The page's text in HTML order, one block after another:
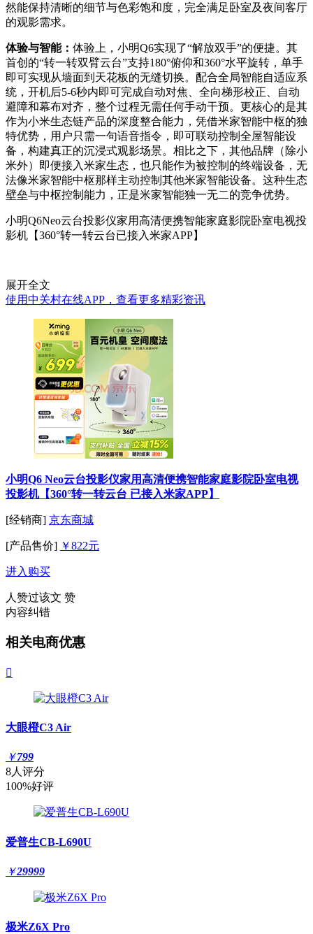
然能保持清晰的细节与色彩饱和度，完全满足卧室及夜间客厅
的观影需求。
体验与智能： 体验上，小明Q6实现了“解放双手”的便捷。其
首创的“转一转双臂云台”支持180°俯仰和360°水平旋转，单手
即可实现从墙面到天花板的无缝切换。配合全局智能自适应系
统，开机后5-6秒内即可完成自动对焦、全向梯形校正、自动
避障和幕布对齐，整个过程无需任何手动干预。更核心的是其
作为小米生态链产品的深度整合能力，凭借米家智能中枢的独
特优势，用户只需一句语音指令，即可联动控制全屋智能设
备，构建真正的沉浸式观影场景。相比之下，其他品牌（除小
米外）即便接入米家生态，也只能作为被控制的终端设备，无
法像米家智能中枢那样主动控制其他米家智能设备。这种生态
壁垒与中枢控制能力，正是米家智能独一无二的竞争优势。
小明Q6Neo云台投影仪家用高清便携智能家庭影院卧室电视投
影机【360°转一转云台已接入米家APP】
展开全文
使用中关村在线APP，查看更多精彩资讯
小明Q6 Neo云台投影仪家用高清便携智能家庭影院卧室电视
投影机【360°转一转云台 已接入米家APP】
[经销商] 京东商城
[产品售价] ￥822元
进入购买
人赞过该文 赞
内容纠错
相关电商优惠

大眼橙C3 Air
￥799
8人评分
100%好评
爱普生CB-L690U
￥29999
极米Z6X Pro